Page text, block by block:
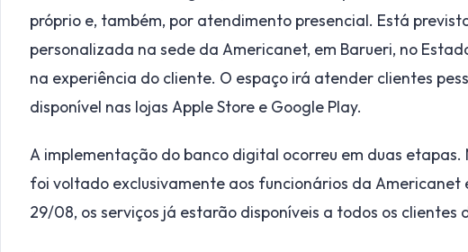
próprio e, também, por atendimento presencial. Está
personalizada na sede da Americanet, em Barueri, no
na experiência do cliente. O espaço irá atender clientes
disponível nas lojas Apple Store e Google Play.
A implementação do banco digital ocorreu em duas
foi voltado exclusivamente aos funcionários da Americanet
29/08, os serviços já estarão disponíveis a todos os clientes